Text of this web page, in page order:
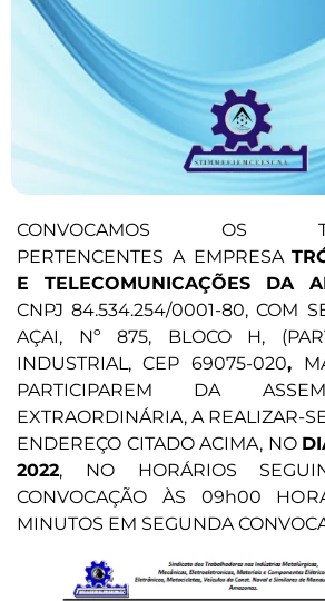
CONVOCAMOS OS
PERTENCENTES A EMPRESA
E TELECOMUNICAÇÕES DA
CNPJ 84.534.254/0001-80, COM
AÇAI, Nº 875, BLOCO H,
INDUSTRIAL, CEP 69075-020,
PARTICIPAREM DA
EXTRAORDINÁRIA, A REALIZAR-
ENDEREÇO CITADO ACIMA, NO
2022, NO HORÁRIOS
CONVOCAÇÃO ÀS 09h00
MINUTOS EM SEGUNDA